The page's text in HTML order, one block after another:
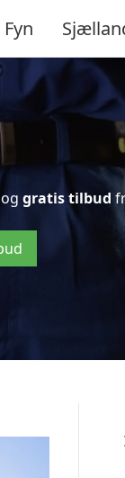
Fyn
gratis tilbud